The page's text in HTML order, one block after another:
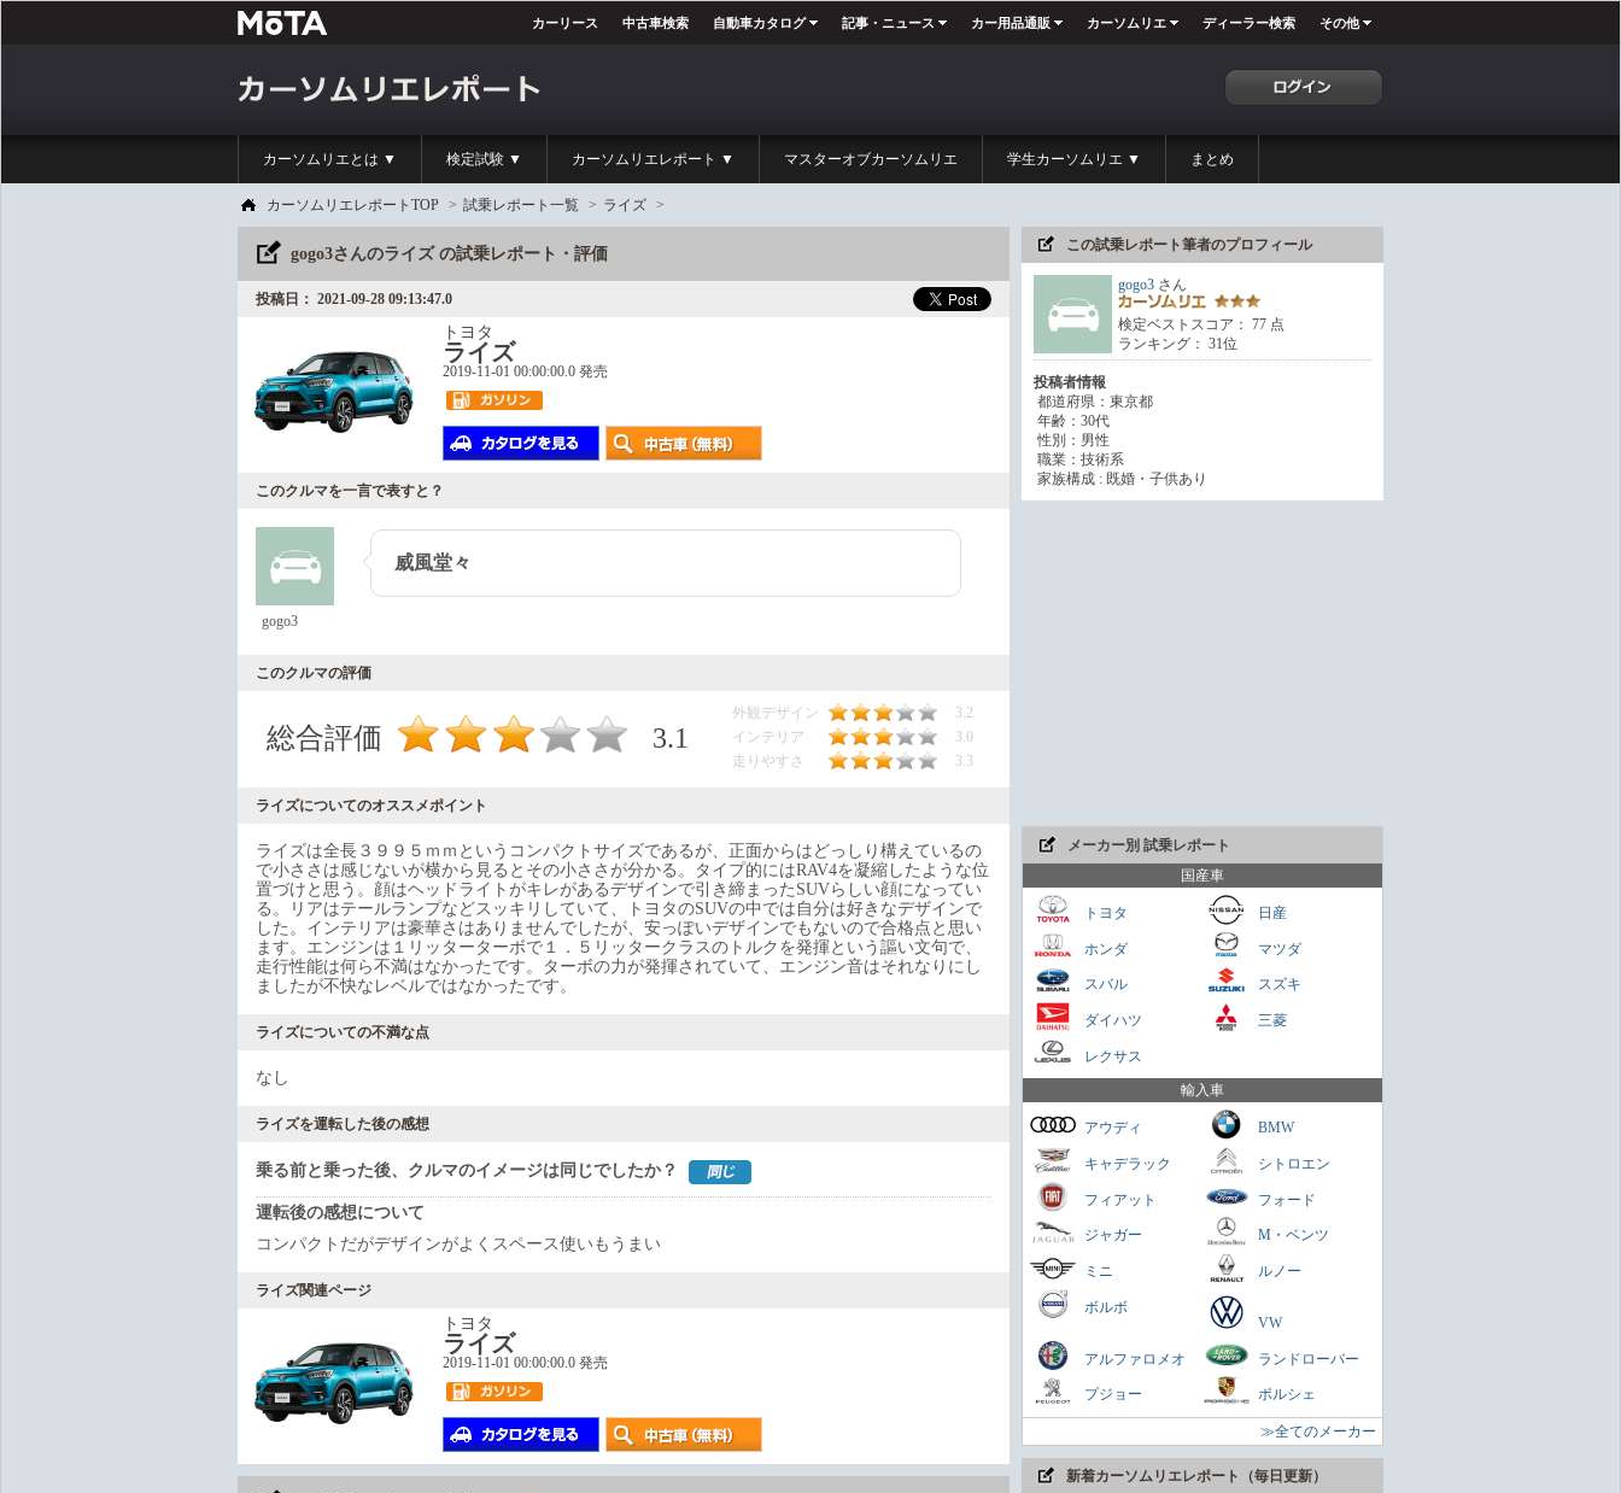
カーリース 中古車検索 自動車カタログ 記事・ニュース カー用品通販 カーソムリエ ディーラー検索 その他
カーソムリエとは ▼ 検定試験 ▼ カーソムリエレポート ▼ マスターオブカーソムリエ 学生カーソムリエ ▼ まとめ
カーソムリエレポートTOP > 試乗レポート一覧 > ライズ >
gogo3さんのライズ の試乗レポート・評価
投稿日： 2021-09-28 09:13:47.0
トヨタ
ライズ
2019-11-01 00:00:00.0 発売
このクルマを一言で表すと？
gogo3
威風堂々
このクルマの評価
総合評価 3.1
外観デザイン
3.2
インテリア
3.0
走りやすさ
3.3
ライズについてのオススメポイント
ライズは全長３９９５ｍｍというコンパクトサイズであるが、正面からはどっしり構えているの
で小ささは感じないが横から見るとその小ささが分かる。タイプ的にはRAV4を凝縮したような位
置づけと思う。顔はヘッドライトがキレがあるデザインで引き締まったSUVらしい顔になってい
る。リアはテールランプなどスッキリしていて、トヨタのSUVの中では自分は好きなデザインで
した。インテリアは豪華さはありませんでしたが、安っぽいデザインでもないので合格点と思い
ます。エンジンは１リッターターボで１．５リッタークラスのトルクを発揮という謳い文句で、
走行性能は何ら不満はなかったです。ターボの力が発揮されていて、エンジン音はそれなりにし
ましたが不快なレベルではなかったです。
ライズについての不満な点
なし
ライズを運転した後の感想
乗る前と乗った後、クルマのイメージは同じでしたか？
運転後の感想について
コンパクトだがデザインがよくスペース使いもうまい
ライズ関連ページ
トヨタ
ライズ
2019-11-01 00:00:00.0 発売
この試乗レポート筆者のプロフィール
gogo3 さん
検定ベストスコア： 77 点
ランキング： 31位
投稿者情報
都道府県：東京都
年齢：30代
性別：男性
職業：技術系
家族構成 : 既婚・子供あり
メーカー別 試乗レポート
国産車
トヨタ 日産
ホンダ マツダ
スバル スズキ
ダイハツ 三菱
レクサス
輸入車
アウディ BMW
キャデラック シトロエン
フィアット フォード
ジャガー M・ベンツ
ミニ ルノー
ボルボ
VW
アルファロメオ ランドローバー
プジョー ポルシェ
≫全てのメーカー
新着カーソムリエレポート（毎日更新）
今や貴重なセダンだが800万円は高いかも
さくらもち
家族を乗せられる男のロマン
コンパクトスペシャリティーSUV
まさに陸の巡洋艦
zn
ちょうどいいSUV
ヴェゼル
zn